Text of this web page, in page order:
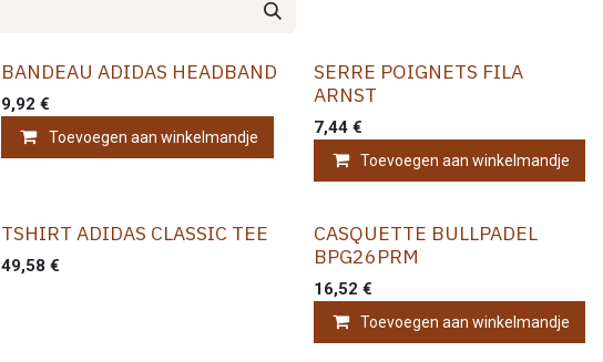
BANDEAU ADIDAS HEADBAND
9,92 €
Toevoegen aan winkelmandje
SERRE POIGNETS FILA
ARNST
7,44€
Toevoegen aan winkelmandje
TSHIRT ADIDAS CLASSIC TEE
49,58 €
CASQUETTE BULLPADEL
BPG26PRM
16,52 €
Toevoegen aan winkelmandje